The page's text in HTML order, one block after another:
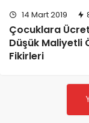
14 Mart 2019
Çocuklara
Düşük Maliyetli
Fikirleri